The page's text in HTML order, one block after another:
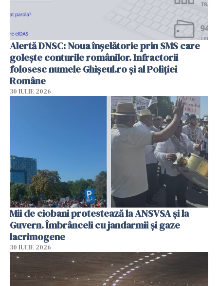
Alertă DNSC: Noua înșelătorie prin SMS care
golește conturile românilor. Infractorii
folosesc numele Ghișeul.ro și al Poliției
Române
30 IULIE 2026
Mii de ciobani protestează la ANSVSA și la
Guvern. Îmbrânceli cu jandarmii și gaze
lacrimogene
30 IULIE 2026